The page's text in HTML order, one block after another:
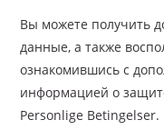
Вы можете получить
данные, а также
ознакомившись с
информацией о
Personlige Betingelser.